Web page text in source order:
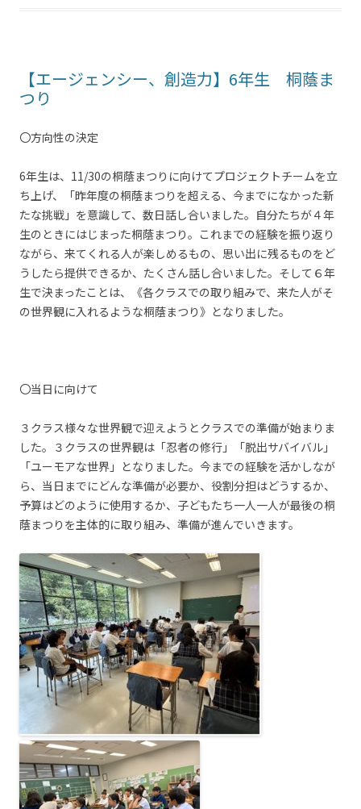
【エージェンシー、創造力】6年生 桐蔭ま
つり
〇方向性の決定
6年生は、11/30の桐蔭まつりに向けてプロジェクトチームを立
ち上げ、「昨年度の桐蔭まつりを超える、今までになかった新
たな挑戦」を意識して、数日話し合いました。自分たちが４年
生のときにはじまった桐蔭まつり。これまでの経験を振り返り
ながら、来てくれる人が楽しめるもの、思い出に残るものをど
うしたら提供できるか、たくさん話し合いました。そして６年
生で決まったことは、《各クラスでの取り組みで、来た人がそ
の世界観に入れるような桐蔭まつり》となりました。
〇当日に向けて
３クラス様々な世界観で迎えようとクラスでの準備が始まりま
した。３クラスの世界観は「忍者の修行」「脱出サバイバル」
「ユーモアな世界」となりました。今までの経験を活かしなが
ら、当日までにどんな準備が必要か、役割分担はどうするか、
予算はどのように使用するか、子どもたち一人一人が最後の桐
蔭まつりを主体的に取り組み、準備が進んでいきます。